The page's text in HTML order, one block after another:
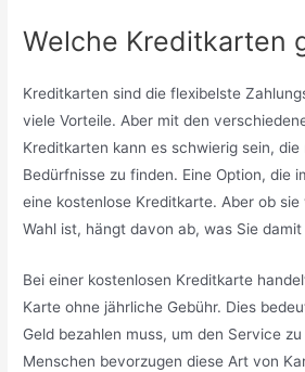
Welche Kreditkarten
Kreditkarten sind die flexibelste
viele Vorteile. Aber mit den
Kreditkarten kann es schwierig sein,
Bedürfnisse zu finden. Eine Option, die
eine kostenlose Kreditkarte. Aber ob
Wahl ist, hängt davon ab, was Sie
Bei einer kostenlosen Kreditkarte
Karte ohne jährliche Gebühr. Dies
Geld bezahlen muss, um den Service
Menschen bevorzugen diese Art von